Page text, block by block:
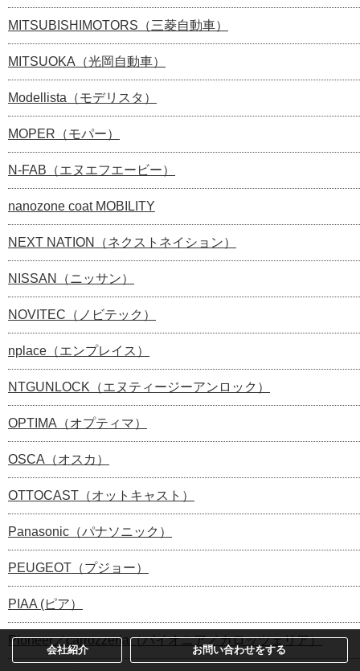
MITSUBISHIMOTORS（三菱自動車）
MITSUOKA（光岡自動車）
Modellista（モデリスタ）
MOPER（モパー）
N-FAB（エヌエフエービー）
nanozone coat MOBILITY
NEXT NATION（ネクストネイション）
NISSAN（ニッサン）
NOVITEC（ノビテック）
nplace（エンプレイス）
NTGUNLOCK（エヌティージーアンロック）
OPTIMA（オプティマ）
OSCA（オスカ）
OTTOCAST（オットキャスト）
Panasonic（パナソニック）
PEUGEOT（プジョー）
PIAA (ピア）
Pioneer／carrozzeria（パイオニア／カロッツェリア）
会社紹介 お問い合わせをする